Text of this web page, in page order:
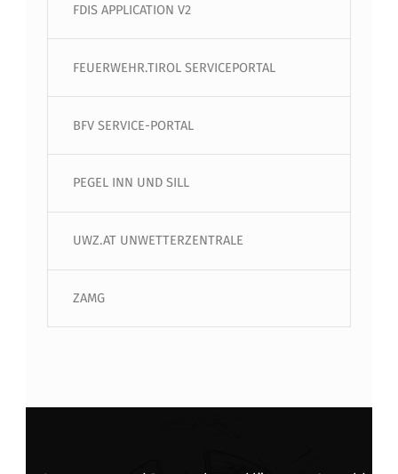
FDIS APPLICATION V2
FEUERWEHR.TIROL SERVICEPORTAL
BFV SERVICE-PORTAL
PEGEL INN UND SILL
UWZ.AT UNWETTERZENTRALE
ZAMG